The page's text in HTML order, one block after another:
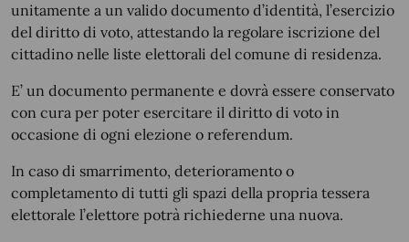
unitamente a un valido documento d’identità, l’esercizio
del diritto di voto, attestando la regolare iscrizione del
cittadino nelle liste elettorali del comune di residenza.
E’ un documento permanente e dovrà essere conservato
con cura per poter esercitare il diritto di voto in
occasione di ogni elezione o referendum.
In caso di smarrimento, deterioramento o
completamento di tutti gli spazi della propria tessera
elettorale l’elettore potrà richiederne una nuova.